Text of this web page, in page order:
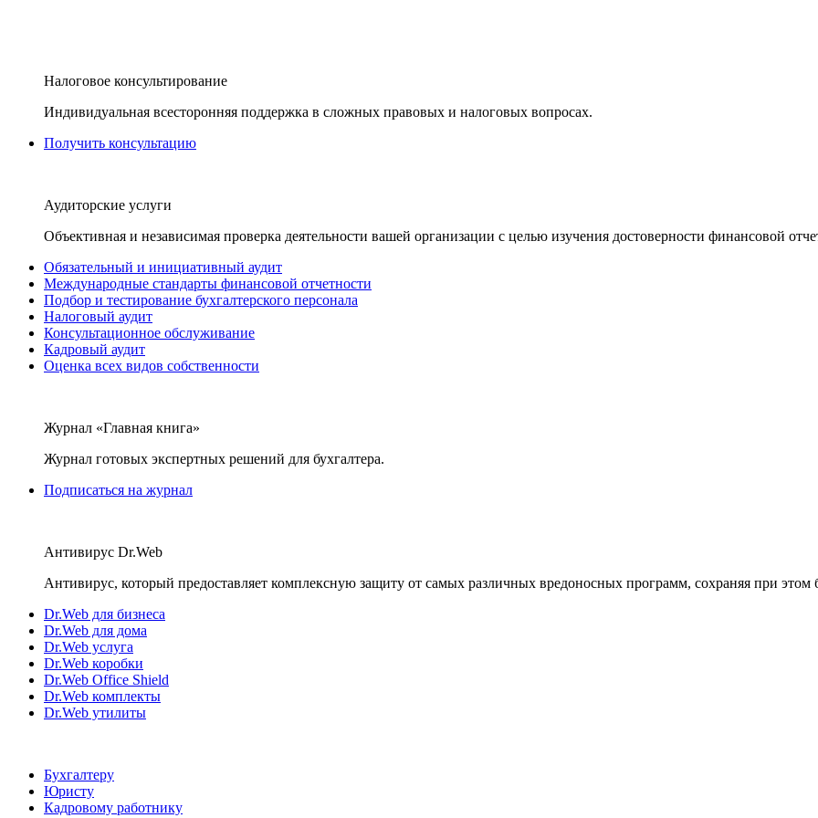
Налоговое консультирование
Индивидуальная всесторонняя поддержка в сложных правовых и налоговых вопросах.
Получить консультацию
Аудиторские услуги
Объективная и независимая проверка деятельности вашей организации с целью изучения достоверности финансовой
Обязательный и инициативный аудит
Международные стандарты финансовой отчетности
Подбор и тестирование бухгалтерского персонала
Налоговый аудит
Консультационное обслуживание
Кадровый аудит
Оценка всех видов собственности
Журнал «Главная книга»
Журнал готовых экспертных решений для бухгалтера.
Подписаться на журнал
Антивирус Dr.Web
Антивирус, который предоставляет комплексную защиту от самых различных вредоносных программ, сохраняя при этом
Dr.Web для бизнеса
Dr.Web для дома
Dr.Web услуга
Dr.Web коробки
Dr.Web Office Shield
Dr.Web комплекты
Dr.Web утилиты
Бухгалтеру
Юристу
Кадровому работнику